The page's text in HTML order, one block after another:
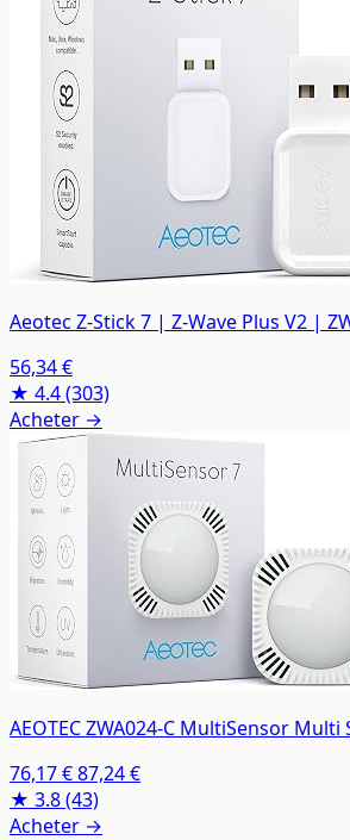
Aeotec Z-Stick 7 | Z-Wave Plus V2 |
56,34 €
★ 4.4(303)
Acheter →
AEOTEC ZWA024-C MultiSensor Multi
76,17 €87,24 €
★ 3.8(43)
Acheter →